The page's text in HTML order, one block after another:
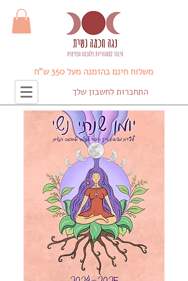
משלוח חינם בהזמנה מעל 350 ש"ח
התחברות לחשבון שלך